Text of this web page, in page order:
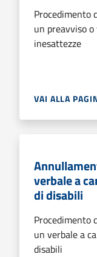
Procedimento
un preavviso
inesattezze
VAI ALLA
verbale a
di disabili
Procedimento
un verbale a
disabili